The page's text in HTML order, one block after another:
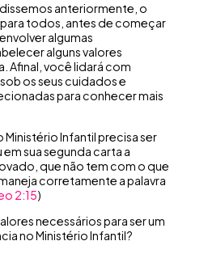
anteriormente, o
todos, antes de começar
algumas
alguns valores
Afinal, você lidará com
os seus cuidados e
para conhecer mais
Infantil precisa ser
sua segunda carta a
que não tem com o que
corretamente a palavra
2:15)
necessários para ser um
no Ministério Infantil?